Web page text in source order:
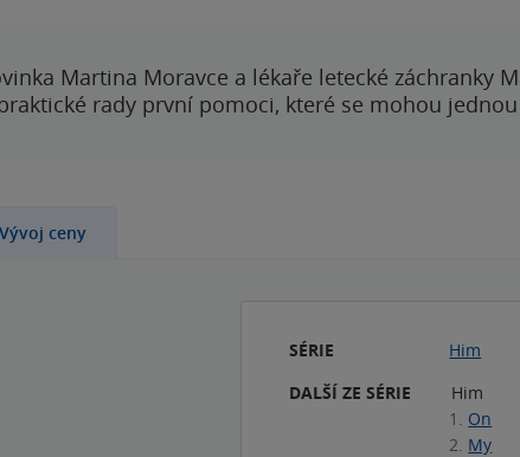
Martina Moravce a lékaře letecké záchranky
rady první pomoci, které se mohou
Vývoj ceny
SÉRIE
Him
DALŠÍ ZE SÉRIE
Him
1. On
2. My